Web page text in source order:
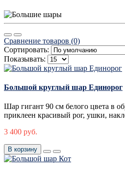
Сравнение товаров (0)
Сортировать:
Показывать:
Большой круглый шар Единорог
Шар гигант 90 см белого цвета в
приклеен красивый рог, ушки,
3 400 руб.
В корзину